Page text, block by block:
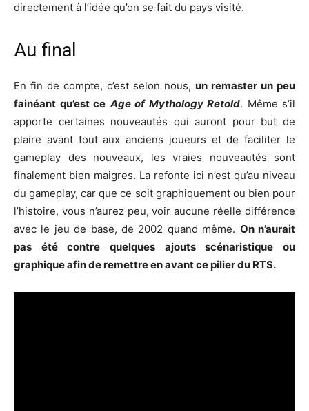
directement à l’idée qu’on se fait du pays visité.
Au final
En fin de compte, c’est selon nous, un remaster un peu
fainéant qu’est ce Age of Mythology Retold. Même s’il
apporte certaines nouveautés qui auront pour but de
plaire avant tout aux anciens joueurs et de faciliter le
gameplay des nouveaux, les vraies nouveautés sont
finalement bien maigres. La refonte ici n’est qu’au niveau
du gameplay, car que ce soit graphiquement ou bien pour
l’histoire, vous n’aurez peu, voir aucune réelle différence
avec le jeu de base, de 2002 quand même. On n’aurait
pas été contre quelques ajouts scénaristique ou
graphique afin de remettre en avant ce pilier du RTS.